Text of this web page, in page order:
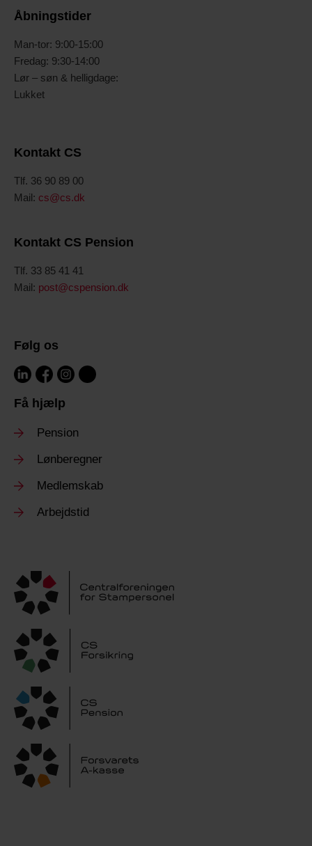
Åbningstider
Man-tor: 9:00-15:00
Fredag: 9:30-14:00
Lør – søn & helligdage:
Lukket
Kontakt CS
Tlf. 36 90 89 00
Mail: cs@cs.dk
Kontakt CS Pension
Tlf. 33 85 41 41
Mail: post@cspension.dk
Følg os
Få hjælp
Pension
Lønberegner
Medlemskab
Arbejdstid